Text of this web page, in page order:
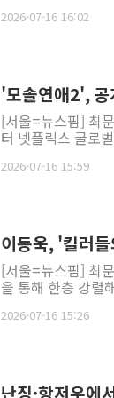
2026-07-16 16:02
'모솔연애2', 공
[서울=뉴스핌] 최
터 넷플릭스 글로
2026-07-16 15:59
이동욱, '킬러
[서울=뉴스핌] 최
을 통해 한층 강렬
2026-07-16 15:26
난징·항저우에